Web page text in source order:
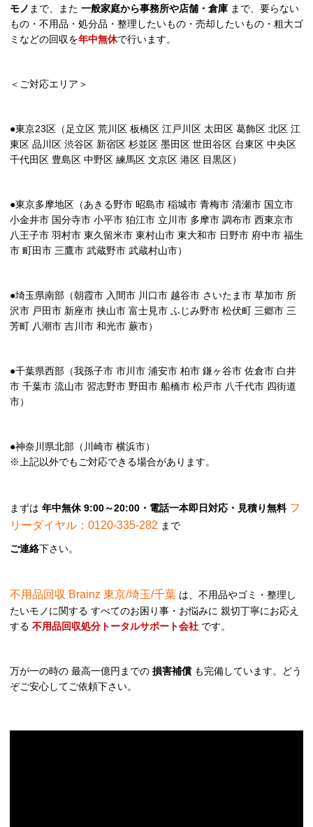
モノ まで、また 一般家庭から事務所や店舗・倉庫 まで、要らない
もの・不用品・処分品・整理したいもの・売却したいもの・粗大ゴ
ミなどの回収を年中無休で行います。
＜ご対応エリア＞
●東京23区（足立区 荒川区 板橋区 江戸川区 太田区 葛飾区 北区 江
東区 品川区 渋谷区 新宿区 杉並区 墨田区 世田谷区 台東区 中央区
千代田区 豊島区 中野区 練馬区 文京区 港区 目黒区）
●東京多摩地区（あきる野市 昭島市 稲城市 青梅市 清瀬市 国立市
小金井市 国分寺市 小平市 狛江市 立川市 多摩市 調布市 西東京市
八王子市 羽村市 東久留米市 東村山市 東大和市 日野市 府中市 福生
市 町田市 三鷹市 武蔵野市 武蔵村山市）
●埼玉県南部（朝霞市 入間市 川口市 越谷市 さいたま市 草加市 所
沢市 戸田市 新座市 挟山市 富士見市 ふじみ野市 松伏町 三郷市 三
芳町 八潮市 吉川市 和光市 蕨市）
●千葉県西部（我孫子市 市川市 浦安市 柏市 鎌ヶ谷市 佐倉市 白井
市 千葉市 流山市 習志野市 野田市 船橋市 松戸市 八千代市 四街道
市）
●神奈川県北部（川崎市 横浜市）
※上記以外でもご対応できる場合があります。
まずは 年中無休 9:00～20:00・電話一本即日対応・見積り無料 フ
リーダイヤル：0120-335-282 まで
ご連絡下さい。
不用品回収 Brainz 東京/埼玉/千葉 は、不用品やゴミ・整理し
たいモノに関する すべてのお困り事・お悩みに 親切丁寧にお応え
する 不用品回収処分トータルサポート会社 です。
万が一の時の 最高一億円までの 損害補償 も完備しています。どう
ぞご安心してご依頼下さい。